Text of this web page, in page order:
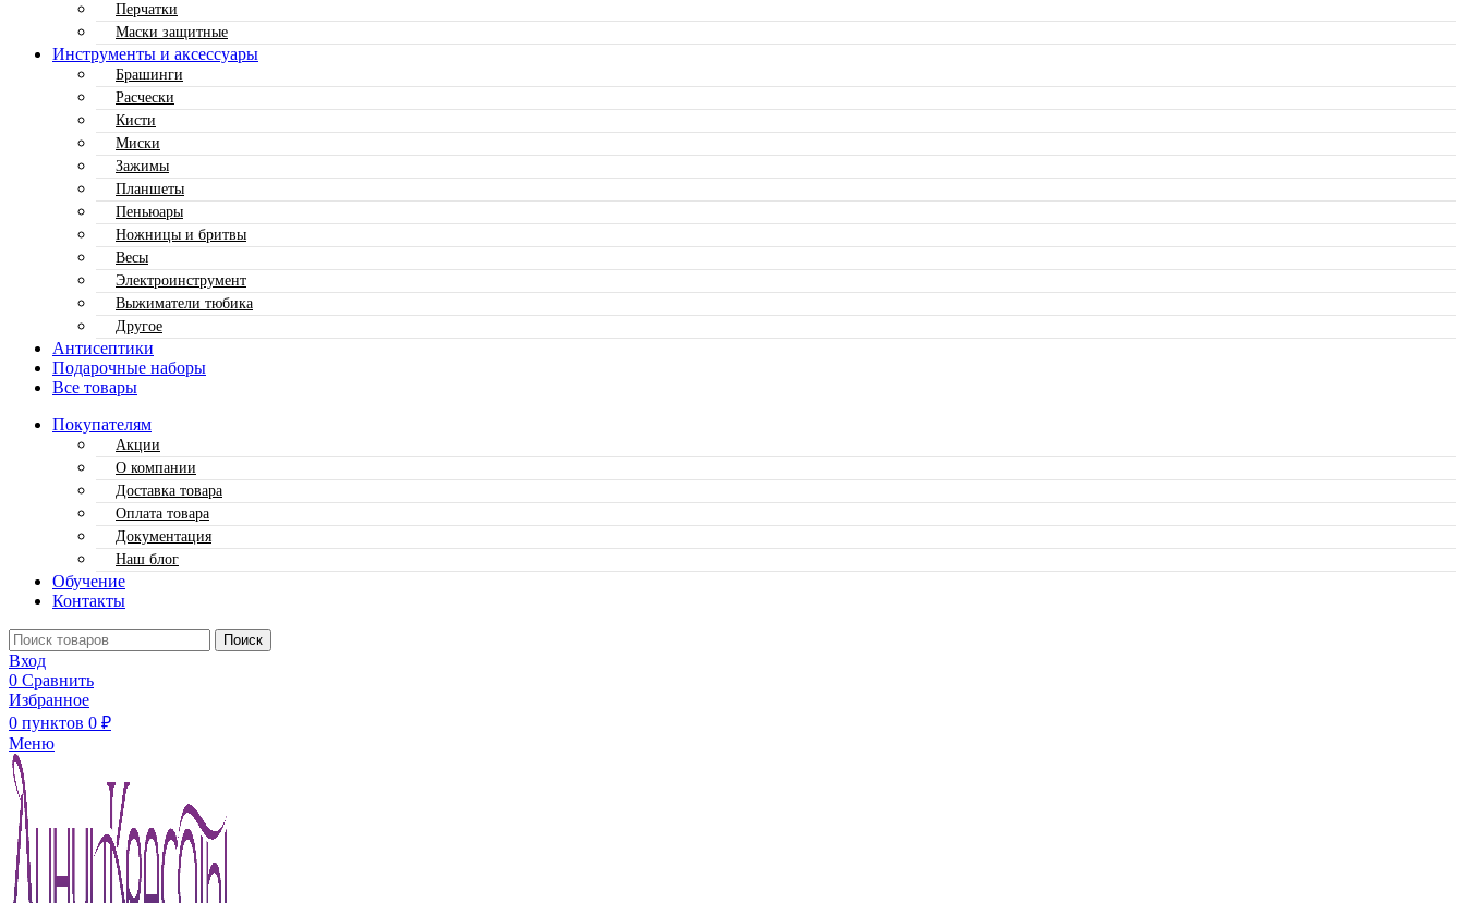
Перчатки
Маски защитные
Инструменты и аксессуары
Брашинги
Расчески
Кисти
Миски
Зажимы
Планшеты
Пеньюары
Ножницы и бритвы
Весы
Электроинструмент
Выжиматели тюбика
Другое
Антисептики
Подарочные наборы
Все товары
Покупателям
Акции
О компании
Доставка товара
Оплата товара
Документация
Наш блог
Обучение
Контакты
Поиск
Вход
0 Сравнить
Избранное
0 пунктов 0 ₽
Меню